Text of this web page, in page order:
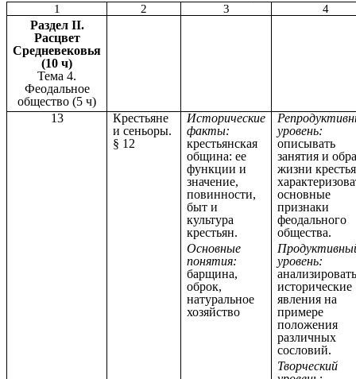
1
2 3 4
Раздел II.
Расцвет
Средневековья
(10 ч)
Тема 4.
Феодальное
общество (5 ч)
13
Крестьяне
и сеньоры.
§ 12
Исторические
факты:
крестьянская
община: ее
функции и
значение,
повинности,
быт и
культура
крестьян.
Основные
понятия:
барщина,
оброк,
натуральное
хозяйство
уровень:
описывать
занятия и
жизни
основные
признаки
феодального
общества.
уровень:
анализировать
исторические
явления на
примере
положения
различных
сословий.
Творческий